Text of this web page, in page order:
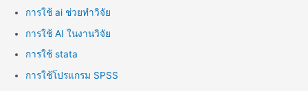
การใช้ ai ช่วยทำวิจัย
การใช้ AI ในงานวิจัย
การใช้ stata
การใช้โปรแกรม SPSS